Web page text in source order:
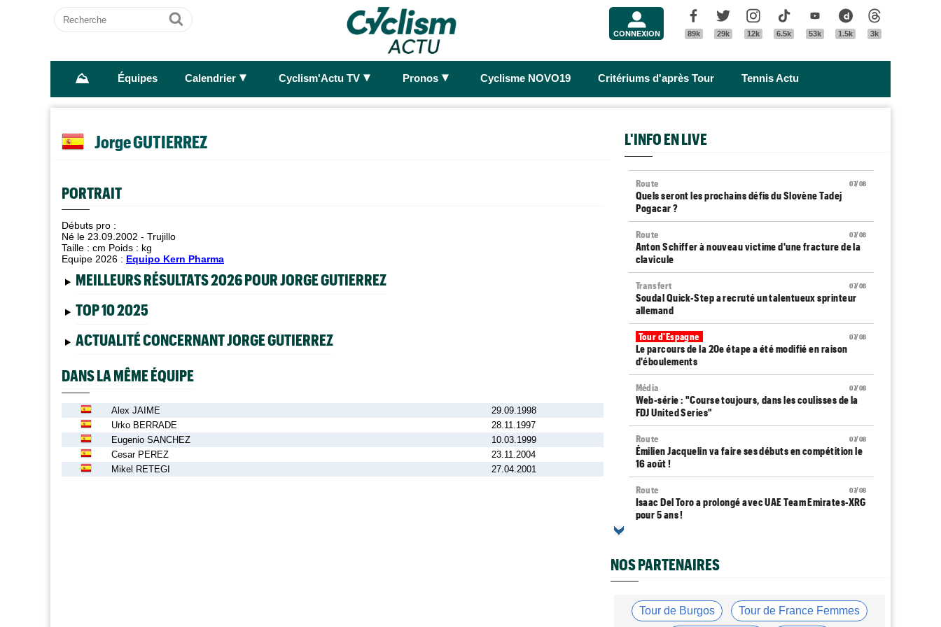
Recherche
Ok CONNEXION
Facebook
89k
Twitter
29k
Instagram
12k
Tik Tok
6.5k
Youtube
53k
Dailymotion
1.5k 3k
⛰ Équipes Calendrier ► Cyclism'Actu TV ► Pronos ► Cyclisme NOVO19 Critériums d'après Tour Tennis Actu
Jorge GUTIERREZ
PORTRAIT
Débuts pro :
Né le 23.09.2002 - Trujillo
Taille : cm Poids : kg
Equipe 2026 : Equipo Kern Pharma
MEILLEURS RÉSULTATS 2026 POUR JORGE GUTIERREZ
TOP 10 2025
ACTUALITÉ CONCERNANT JORGE GUTIERREZ
DANS LA MÊME ÉQUIPE
Alex JAIME
29.09.1998
Urko BERRADE
28.11.1997
Eugenio SANCHEZ
10.03.1999
Cesar PEREZ
23.11.2004
Mikel RETEGI
27.04.2001
L'INFO EN LIVE
07/08
Route
Quels seront les prochains défis du Slovène Tadej
Pogacar ?
07/08
Route
Anton Schiffer à nouveau victime d'une fracture de la
clavicule
07/08
Transfert
Soudal Quick-Step a recruté un talentueux sprinteur
allemand
07/08
Tour d'Espagne
Le parcours de la 20e étape a été modifié en raison
d'éboulements
07/08
Média
Web-série : "Course toujours, dans les coulisses de la
FDJ United Series"
07/08
Route
Émilien Jacquelin va faire ses débuts en compétition le
16 août !
07/08
Route
Isaac Del Toro a prolongé avec UAE Team Emirates-XRG
pour 5 ans !
monnaie courante"
Le Mercato vélo est ouvert... toutes les dernières infos
et rumeurs
NOS PARTENAIRES
Tour de Burgos Tour de France Femmes